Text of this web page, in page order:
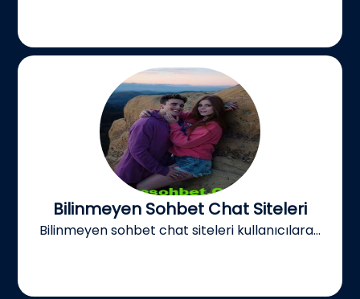
Bilinmeyen Sohbet Chat Siteleri
Bilinmeyen sohbet chat siteleri kullanıcılara...